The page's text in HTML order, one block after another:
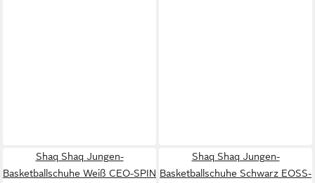
Shaq Shaq Jungen-
Basketballschuhe Weiß CEO-SPIN
Shaq Shaq Jungen-
Basketballschuhe Schwarz EOSS-